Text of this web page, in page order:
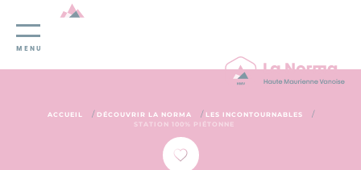
Panneau de gestion des cookies
MENU
ACCUEIL / DÉCOUVRIR LA NORMA / LES INCONTOURNABLES /
STATION 100% PIÉTONNE